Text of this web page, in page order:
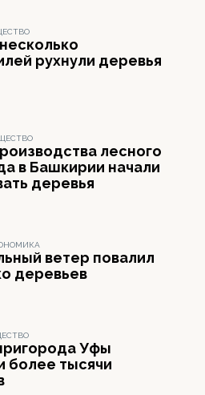
рухнули деревья
лесного
в Башкирии начали
деревья
ветер повалил
деревьев
Уфы
более тысячи